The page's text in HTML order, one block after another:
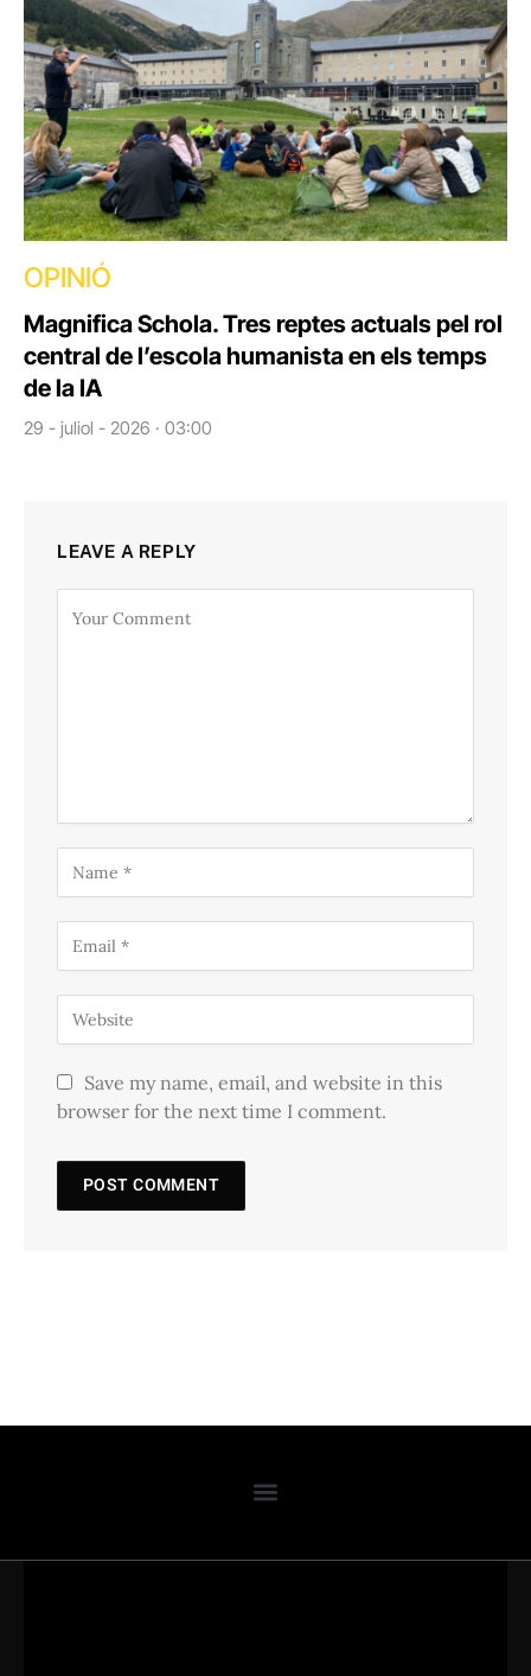
OPINIÓ
Magnifica Schola. Tres reptes actuals pel rol
central de l’escola humanista en els temps
de la IA
29 - juliol - 2026 · 03:00
LEAVE A REPLY
Save my name, email, and website in this
browser for the next time I comment.